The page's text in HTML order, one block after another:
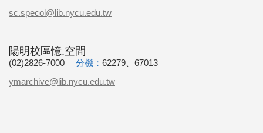
sc.specol@lib.nycu.edu.tw
陽明校區憶.空間
(02)2826-7000 分機： 62279、67013
ymarchive@lib.nycu.edu.tw